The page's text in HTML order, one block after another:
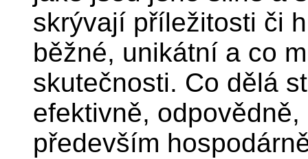
skrývají příležitosti či
běžné, unikátní a co
skutečnosti. Co dělá
efektivně,
především